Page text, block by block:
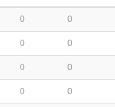
0 0
0 0
0 0
0 0